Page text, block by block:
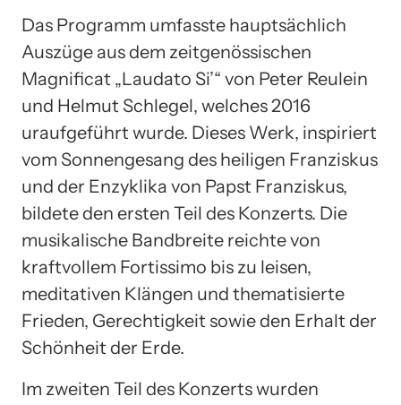
Das Programm umfasste hauptsächlich
Auszüge aus dem zeitgenössischen
Magnificat „Laudato Si’“ von Peter Reulein
und Helmut Schlegel, welches 2016
uraufgeführt wurde. Dieses Werk, inspiriert
vom Sonnengesang des heiligen Franziskus
und der Enzyklika von Papst Franziskus,
bildete den ersten Teil des Konzerts. Die
musikalische Bandbreite reichte von
kraftvollem Fortissimo bis zu leisen,
meditativen Klängen und thematisierte
Frieden, Gerechtigkeit sowie den Erhalt der
Schönheit der Erde.
Im zweiten Teil des Konzerts wurden